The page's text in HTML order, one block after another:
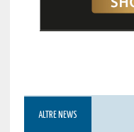
ALTRE NEWS